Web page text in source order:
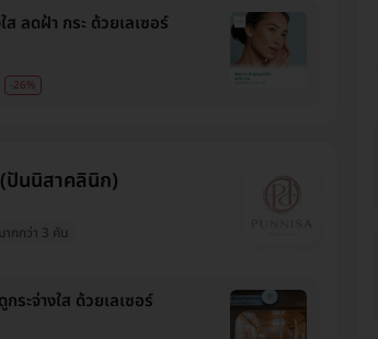
ลดฝ้า กระ ด้วยเลเซอร์
-26%
นนิสาคลินิก)
กกว่า 3 คัน
ระจ่างใส ด้วยเลเซอร์